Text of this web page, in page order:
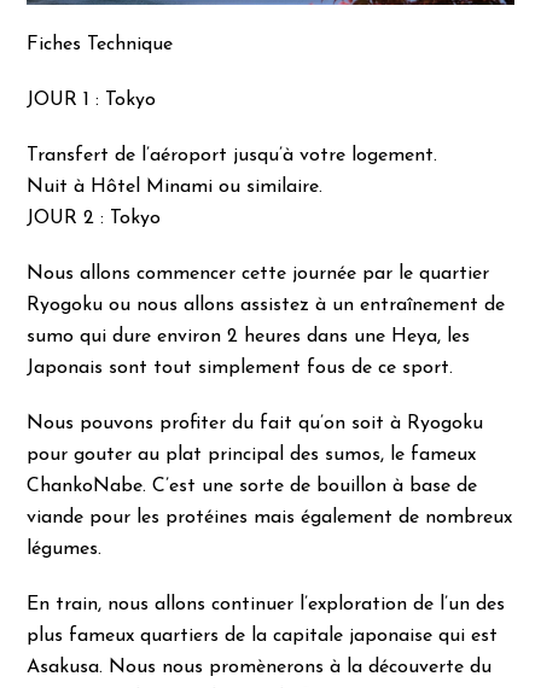
Fiches Technique
JOUR 1 : Tokyo
Transfert de l’aéroport jusqu’à votre logement.
Nuit à Hôtel Minami ou similaire.
JOUR 2 : Tokyo
Nous allons commencer cette journée par le quartier
Ryogoku ou nous allons assistez à un entraînement de
sumo qui dure environ 2 heures dans une Heya, les
Japonais sont tout simplement fous de ce sport.
Nous pouvons profiter du fait qu’on soit à Ryogoku
pour gouter au plat principal des sumos, le fameux
ChankoNabe. C’est une sorte de bouillon à base de
viande pour les protéines mais également de nombreux
légumes.
En train, nous allons continuer l’exploration de l’un des
plus fameux quartiers de la capitale japonaise qui est
Asakusa. Nous nous promènerons à la découverte du